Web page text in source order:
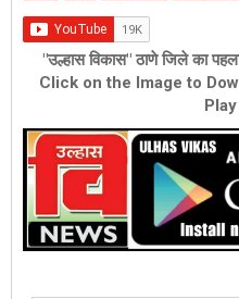
"उल्हास विकास" ठाणे जिले का
Click on the Image to